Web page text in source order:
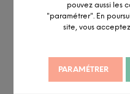
pouvez aussi les
"paramétrer". En
site, vous
PARAMÉTRER